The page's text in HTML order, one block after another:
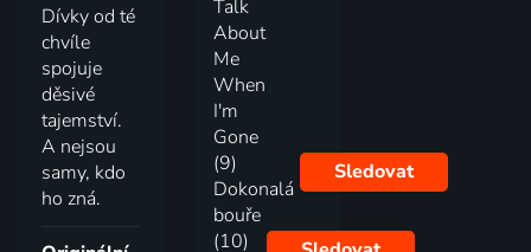
Dívky od té
chvíle
spojuje
děsivé
tajemství.
A nejsou
samy, kdo
ho zná.
Talk
About
Me
When
I'm
Gone
(9)
Dokonalá
bouře
Sledovat
(10)